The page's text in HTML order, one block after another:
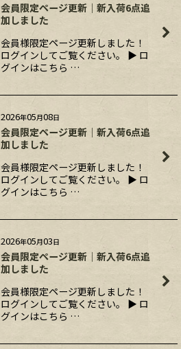
会員限定ページ更新｜新入荷6点追
加しました
会員様限定ページ更新しました！
ログインしてご覧ください。 ▶ ロ
グインはこちら …
2026年05月08日
会員限定ページ更新｜新入荷6点追
加しました
会員様限定ページ更新しました！
ログインしてご覧ください。 ▶ ロ
グインはこちら …
2026年05月03日
会員限定ページ更新｜新入荷6点追
加しました
会員様限定ページ更新しました！
ログインしてご覧ください。 ▶ ロ
グインはこちら …